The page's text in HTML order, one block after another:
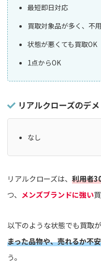
最短即日対応
買取対象品が多く、不
状態が悪くても買取OK
1点からOK
リアルクローズのデ
なし
リアルクローズは、 利用者
つ、 メンズブランドに強い
以下のような状態でも買取が
まった品物や、売れるか不
う。